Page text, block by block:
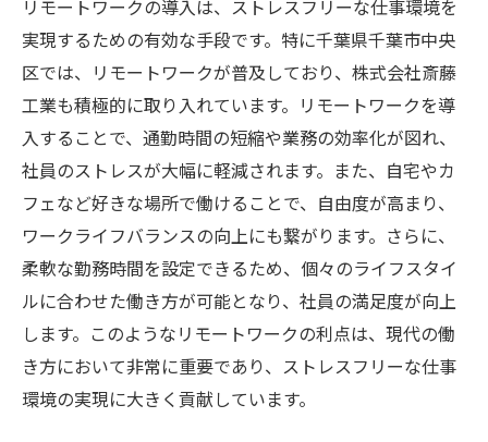
心と体の健康をサポート: 福利厚生制度の重要性
健康診断とフィットネスプログラム
メンタルヘルスサポートプラン
リフレッシュ休暇とその効果
従業員支援プログラム（EAP）の活用
社内スポーツ活動の奨励
ストレス解消のためのリラクゼーション手
当
働きやすさを追求した千葉市中央区の職場環境
作り
オフィスのデザインとレイアウト
リモートワークの導入は、ストレスフリーな仕事環境を
実現するための有効な手段です。特に千葉県千葉市中央
区では、リモートワークが普及しており、株式会社斎藤
工業も積極的に取り入れています。リモートワークを導
入することで、通勤時間の短縮や業務の効率化が図れ、
社員のストレスが大幅に軽減されます。また、自宅やカ
フェなど好きな場所で働けることで、自由度が高まり、
ワークライフバランスの向上にも繋がります。さらに、
柔軟な勤務時間を設定できるため、個々のライフスタイ
ルに合わせた働き方が可能となり、社員の満足度が向上
します。このようなリモートワークの利点は、現代の働
き方において非常に重要であり、ストレスフリーな仕事
環境の実現に大きく貢献しています。